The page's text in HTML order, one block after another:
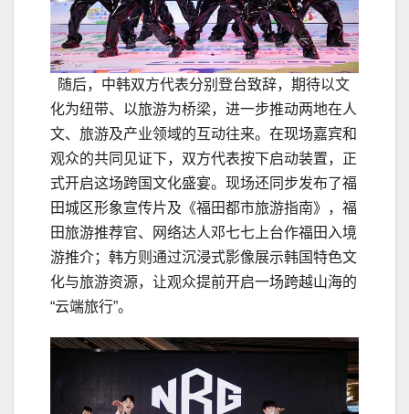
随后，中韩双方代表分别登台致辞，期待以文
化为纽带、以旅游为桥梁，进一步推动两地在人
文、旅游及产业领域的互动往来。在现场嘉宾和
观众的共同见证下，双方代表按下启动装置，正
式开启这场跨国文化盛宴。现场还同步发布了福
田城区形象宣传片及《福田都市旅游指南》，福
田旅游推荐官、网络达人邓七七上台作福田入境
游推介；韩方则通过沉浸式影像展示韩国特色文
化与旅游资源，让观众提前开启一场跨越山海的
“云端旅行”。